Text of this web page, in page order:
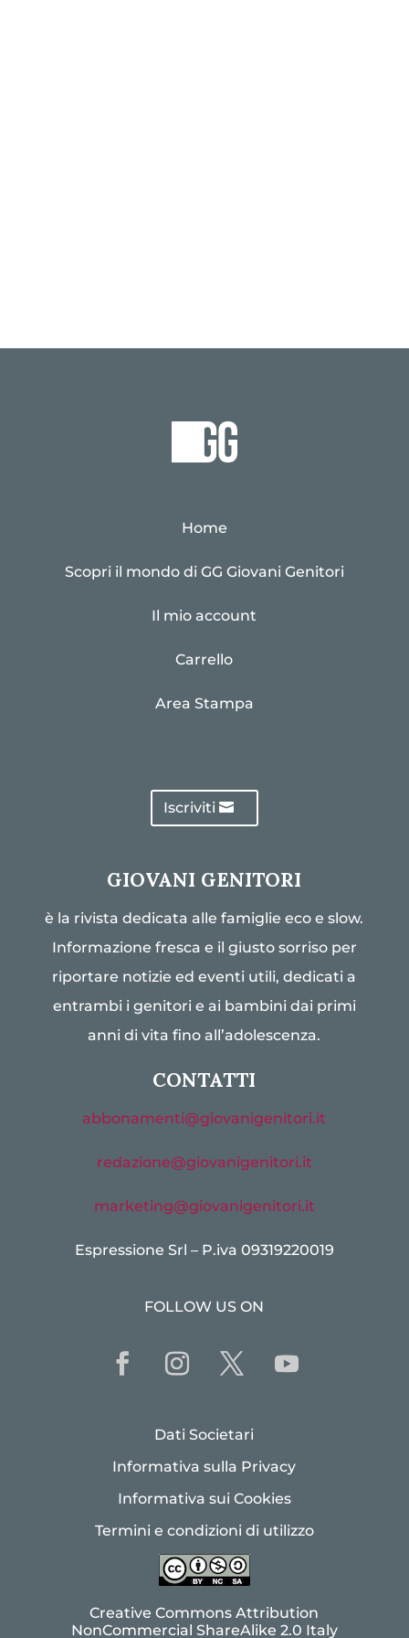
Home
Scopri il mondo di GG Giovani Genitori
Il mio account
Carrello
Area Stampa
Iscriviti
GIOVANI GENITORI
è la rivista dedicata alle famiglie eco e slow.
Informazione fresca e il giusto sorriso per
riportare notizie ed eventi utili, dedicati a
entrambi i genitori e ai bambini dai primi
anni di vita fino all’adolescenza.
CONTATTI
abbonamenti@giovanigenitori.it
redazione@giovanigenitori.it
marketing@giovanigenitori.it
Espressione Srl – P.iva 09319220019
FOLLOW US ON
Dati Societari
Informativa sulla Privacy
Informativa sui Cookies
Termini e condizioni di utilizzo
Creative Commons Attribution
NonCommercial ShareAlike 2.0 Italy